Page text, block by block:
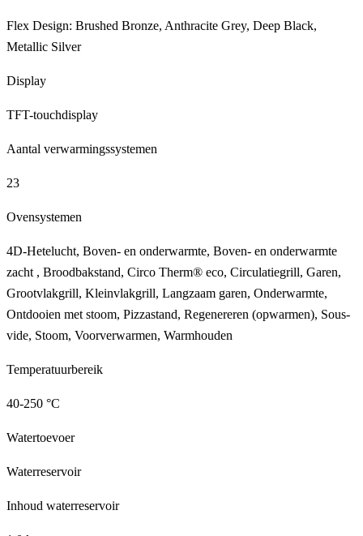
Flex Design: Brushed Bronze, Anthracite Grey, Deep Black,
Metallic Silver
Display
TFT-touchdisplay
Aantal verwarmingssystemen
23
Ovensystemen
4D-Hetelucht, Boven- en onderwarmte, Boven- en onderwarmte
zacht , Broodbakstand, Circo Therm® eco, Circulatiegrill, Garen,
Grootvlakgrill, Kleinvlakgrill, Langzaam garen, Onderwarmte,
Ontdooien met stoom, Pizzastand, Regenereren (opwarmen), Sous-
vide, Stoom, Voorverwarmen, Warmhouden
Temperatuurbereik
40-250 °C
Watertoevoer
Waterreservoir
Inhoud waterreservoir